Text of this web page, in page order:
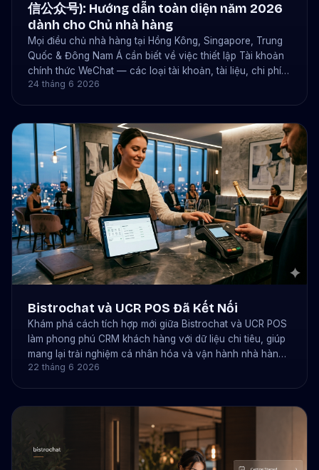
信公众号): Hướng dẫn toàn diện năm 2026
dành cho Chủ nhà hàng
Mọi điều chủ nhà hàng tại Hồng Kông, Singapore, Trung
Quốc & Đông Nam Á cần biết về việc thiết lập Tài khoản
chính thức WeChat — các loại tài khoản, tài liệu, chi phí
(300 ¥ hoặc 99 USD), thời gian thực hiện, và cách
24 tháng 6 2026
Bistrochat và UCR POS Đã Kết Nối
Khám phá cách tích hợp mới giữa Bistrochat và UCR POS
làm phong phú CRM khách hàng với dữ liệu chi tiêu, giúp
mang lại trải nghiệm cá nhân hóa và vận hành nhà hàng
thông minh hơn.
22 tháng 6 2026